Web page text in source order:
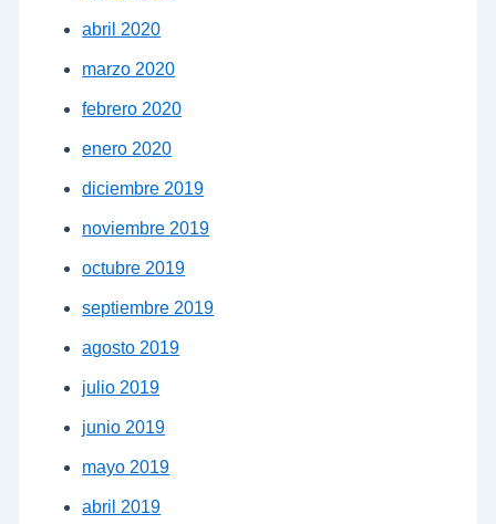
abril 2020
marzo 2020
febrero 2020
enero 2020
diciembre 2019
noviembre 2019
octubre 2019
septiembre 2019
agosto 2019
julio 2019
junio 2019
mayo 2019
abril 2019